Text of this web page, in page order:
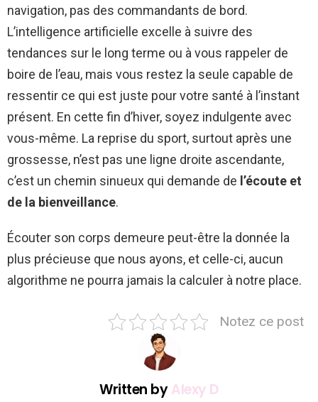
navigation, pas des commandants de bord.
L’intelligence artificielle excelle à suivre des
tendances sur le long terme ou à vous rappeler de
boire de l’eau, mais vous restez la seule capable de
ressentir ce qui est juste pour votre santé à l’instant
présent. En cette fin d’hiver, soyez indulgente avec
vous-même. La reprise du sport, surtout après une
grossesse, n’est pas une ligne droite ascendante,
c’est un chemin sinueux qui demande de l’écoute et
de la bienveillance.
Écouter son corps demeure peut-être la donnée la
plus précieuse que nous ayons, et celle-ci, aucun
algorithme ne pourra jamais la calculer à notre place.
Notez ce post
Written byAlexy D